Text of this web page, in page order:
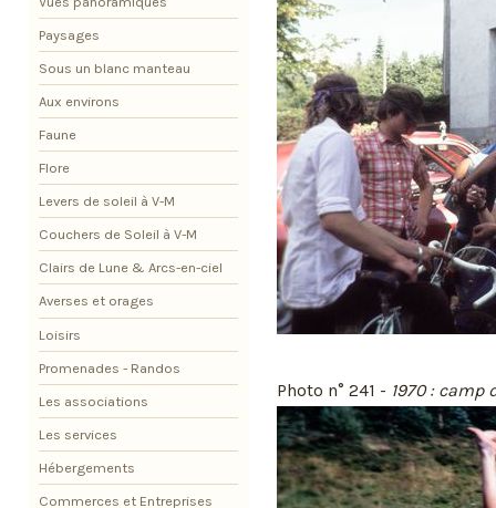
Photo n° 241 - 1970 : camp
Paysages
Sous un blanc manteau
Aux environs
Faune
Flore
Levers de soleil à V-M
Couchers de Soleil à V-M
Clairs de Lune & Arcs-en-ciel
Averses et orages
Loisirs
Promenades - Randos
Les associations
Les services
Hébergements
Commerces et Entreprises